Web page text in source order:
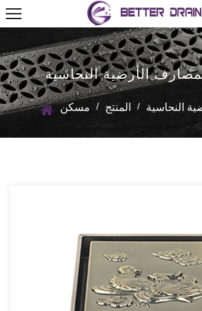
الأرضية النحاسية
مسكن / المنتج / النحاسية